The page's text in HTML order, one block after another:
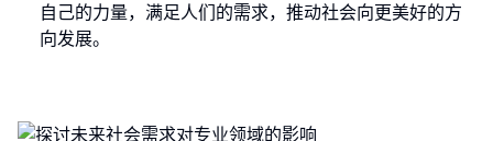
自己的力量，满足人们的需求，推动社会向更美好的方
向发展。